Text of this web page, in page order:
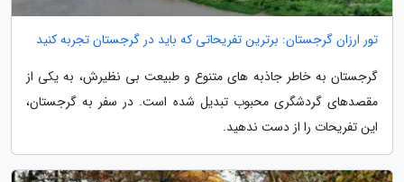
تور ارزان گرجستان: برترین تفریحاتی که باید در گرجستان تجربه کنید
گرجستان به خاطر جاذبه های متنوع و طبیعت بی نظیرش، به یکی از
مقصدهای گردشگری محبوب تبدیل شده است. در سفر به گرجستان،
این تفریحات را از دست ندهید.